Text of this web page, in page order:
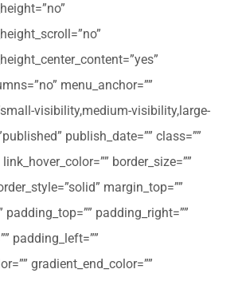
menu_anchor=””
visibility,medium-visibility,large-
publish_date=”” class=””
link_hover_color=”” border_size=””
margin_top=””
padding_top=”” padding_right=””
padding_left=””
gradient_end_color=””